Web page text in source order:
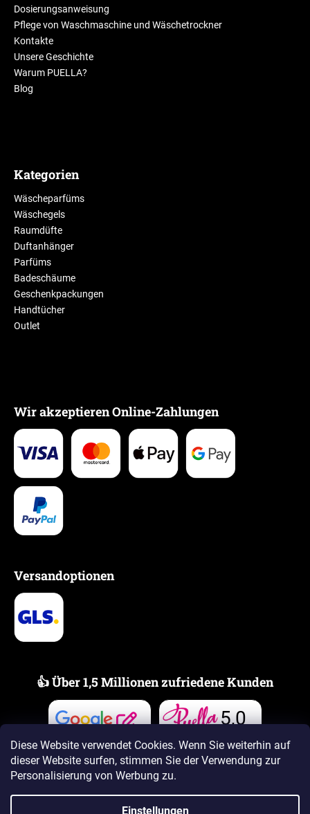
Diese Website verwendet Cookies. Wenn Sie weiterhin auf
dieser Website surfen, stimmen Sie der Verwendung zur
Personalisierung von Werbung zu.
Einstellungen
Dosierungsanweisung
Pflege von Waschmaschine und Wäschetrockner
Kontakte
Unsere Geschichte
Warum PUELLA?
Blog
Kategorien
Wäscheparfüms
Wäschegels
Raumdüfte
Duftanhänger
Parfüms
Badeschäume
Geschenkpackungen
Handtücher
Outlet
Wir akzeptieren Online-Zahlungen
Versandoptionen
👍 Über 1,5 Millionen zufriedene Kunden
Bewertungen
5,0